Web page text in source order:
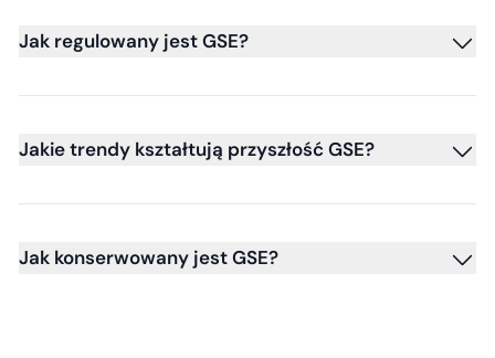
Jak regulowany jest GSE?
Jakie trendy kształtują przyszłość GSE?
Jak konserwowany jest GSE?